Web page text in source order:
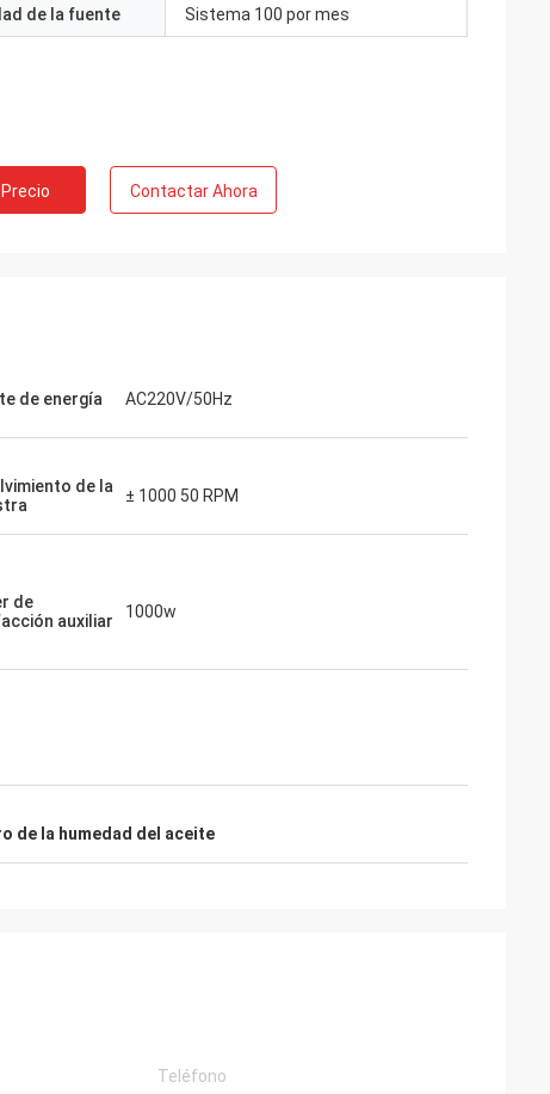
de la fuente Sistema 100 por mes
Contactar Ahora
de energía AC220V/50Hz
de la
± 1000 50 RPM
de
auxiliar
1000w
de la humedad del aceite